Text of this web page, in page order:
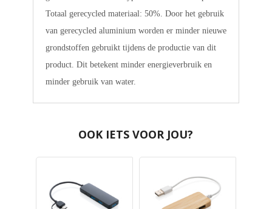
Totaal gerecycled materiaal: 50%. Door het gebruik
van gerecycled aluminium worden er minder nieuwe
grondstoffen gebruikt tijdens de productie van dit
product. Dit betekent minder energieverbruik en
minder gebruik van water.
OOK IETS VOOR JOU?